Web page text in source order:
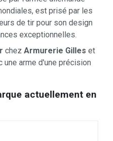
est prisé par les
de tir pour son design
exceptionnelles.
chez Armurerie Gilles et
une arme d'une précision
actuellement en